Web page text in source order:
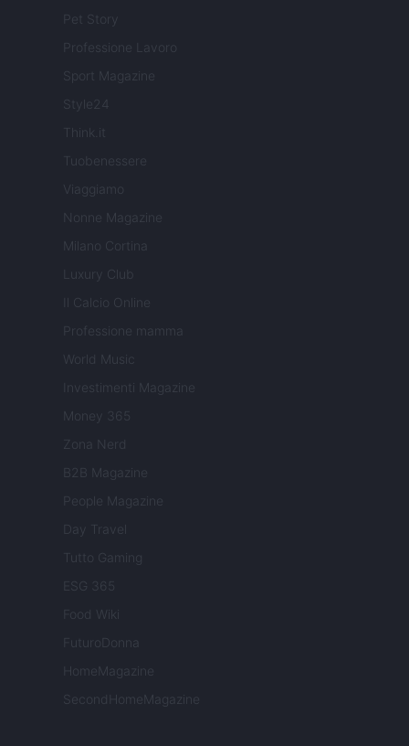
Pet Story
Professione Lavoro
Sport Magazine
Style24
Think.it
Tuobenessere
Viaggiamo
Nonne Magazine
Milano Cortina
Luxury Club
Il Calcio Online
Professione mamma
World Music
Investimenti Magazine
Money 365
Zona Nerd
B2B Magazine
People Magazine
Day Travel
Tutto Gaming
ESG 365
Food Wiki
FuturoDonna
HomeMagazine
SecondHomeMagazine